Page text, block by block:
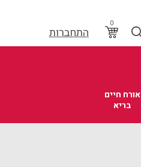
0
התחברות
אורח חיים
בריא